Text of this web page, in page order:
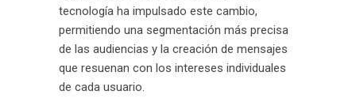
tecnología ha impulsado este cambio,
permitiendo una segmentación más precisa
de las audiencias y la creación de mensajes
que resuenan con los intereses individuales
de cada usuario.